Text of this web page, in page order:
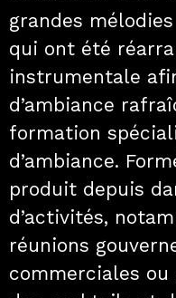
grandes
qui ont été
instrumentale
d’ambiance
formation
d’ambiance.
produit depuis
d’activités,
réunions
commerciales ou